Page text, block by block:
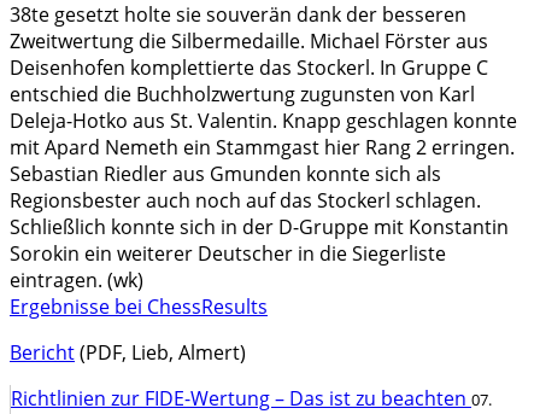
38te gesetzt holte sie souverän dank der besseren
Zweitwertung die Silbermedaille. Michael Förster aus
Deisenhofen komplettierte das Stockerl. In Gruppe C
entschied die Buchholzwertung zugunsten von Karl
Deleja-Hotko aus St. Valentin. Knapp geschlagen konnte
mit Apard Nemeth ein Stammgast hier Rang 2 erringen.
Sebastian Riedler aus Gmunden konnte sich als
Regionsbester auch noch auf das Stockerl schlagen.
Schließlich konnte sich in der D-Gruppe mit Konstantin
Sorokin ein weiterer Deutscher in die Siegerliste
eintragen. (wk)
Ergebnisse bei ChessResults
Bericht(PDF, Lieb, Almert)
Richtlinien zur FIDE-Wertung – Das ist zu beachten 07.